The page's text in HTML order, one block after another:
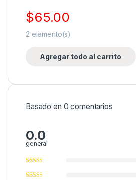
$65.00
2 elemento(s)
Agregar todo al carrito
Basado en 0 comentarios
0.0
general